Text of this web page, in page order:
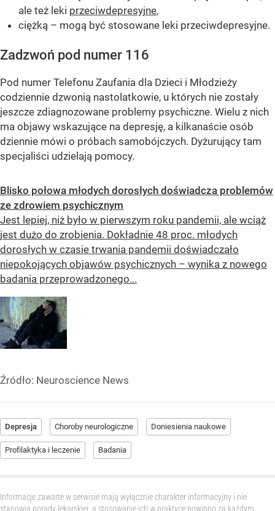
ale też leki przeciwdepresyjne,
ciężką – mogą być stosowane leki przeciwdepresyjne.
Zadzwoń pod numer 116
Pod numer Telefonu Zaufania dla Dzieci i Młodzieży
codziennie dzwonią nastolatkowie, u których nie zostały
jeszcze zdiagnozowane problemy psychiczne. Wielu z nich
ma objawy wskazujące na depresję, a kilkanaście osób
dziennie mówi o próbach samobójczych. Dyżurujący tam
specjaliści udzielają pomocy.
Blisko połowa młodych dorosłych doświadcza problemów
ze zdrowiem psychicznym
Jest lepiej, niż było w pierwszym roku pandemii, ale wciąż
jest dużo do zrobienia. Dokładnie 48 proc. młodych
dorosłych w czasie trwania pandemii doświadczało
niepokojących objawów psychicznych – wynika z nowego
badania przeprowadzonego...
Źródło: Neuroscience News
Depresja Choroby neurologiczne Doniesienia naukowe
Profilaktyka i leczenie Badania
Informacje zawarte w serwisie mają wyłącznie charakter informacyjny i nie
stanowią porady lekarskiej, a stosowanie ich w praktyce powinno za każdym